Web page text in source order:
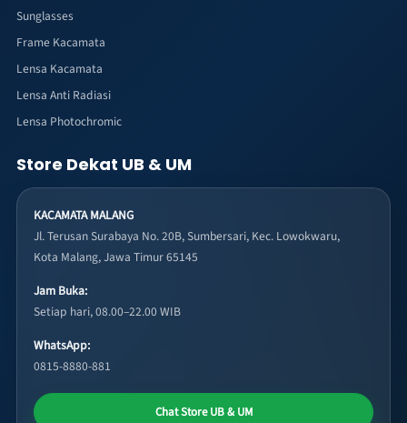
Sunglasses
Frame Kacamata
Lensa Kacamata
Lensa Anti Radiasi
Lensa Photochromic
Store Dekat UB & UM
KACAMATA MALANG
Jl. Terusan Surabaya No. 20B, Sumbersari, Kec. Lowokwaru,
Kota Malang, Jawa Timur 65145
Jam Buka:
Setiap hari, 08.00–22.00 WIB
WhatsApp:
0815-8880-881
Chat Store UB & UM